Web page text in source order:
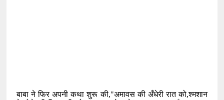
बाबा ने फिर अपनी कथा शुरू की,"अमावस की अँधेरी रात को,श्मशान